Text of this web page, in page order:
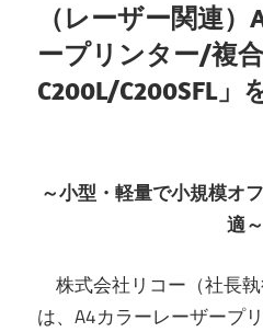
（レーザー関連
ープリンター/複合
C200L/C200SFL」
～小型・軽量で小規模オ
適～
株式会社リコー（社長執
は、A4カラーレーザープ